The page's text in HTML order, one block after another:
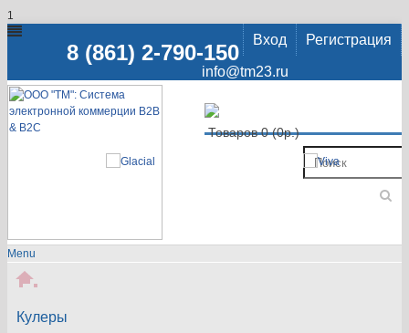
1
Вход Регистрация
8 (861) 2-790-150
info@tm23.ru
Товаров 0 (0р.)
Menu
Кулеры